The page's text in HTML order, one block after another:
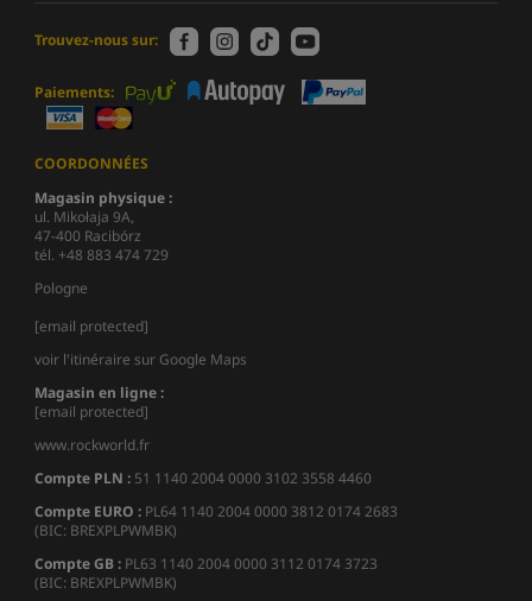
Trouvez-nous sur:
Paiements:
COORDONNÉES
Magasin physique :
ul. Mikołaja 9A,
47-400 Racibórz
tél. +48 883 474 729
Pologne
[email protected]
voir l'itinéraire sur Google Maps
Magasin en ligne :
[email protected]
www.rockworld.fr
Compte PLN : 51 1140 2004 0000 3102 3558 4460
Compte EURO : PL64 1140 2004 0000 3812 0174 2683
(BIC: BREXPLPWMBK)
Compte GB : PL63 1140 2004 0000 3112 0174 3723
(BIC: BREXPLPWMBK)